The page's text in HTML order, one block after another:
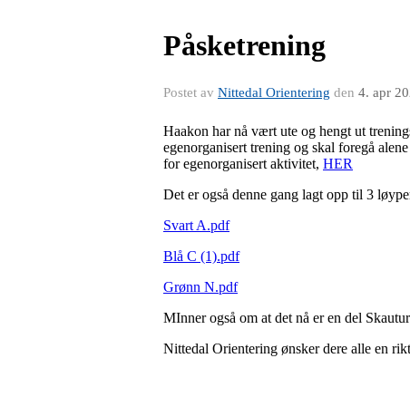
Påsketrening
Postet av Nittedal Orientering den 4. apr
Haakon har nå vært ute og hengt ut
egenorganisert trening og skal foregå
for egenorganisert aktivitet, HER
Det er også denne gang lagt opp til 3
Svart A.pdf
Blå C (1).pdf
Grønn N.pdf
MInner også om at det nå er en del
Nittedal Orientering ønsker dere alle en